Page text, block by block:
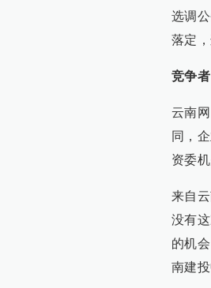
选调
落定
竞争
云南
同，
资委
来自
没有
的机
南建